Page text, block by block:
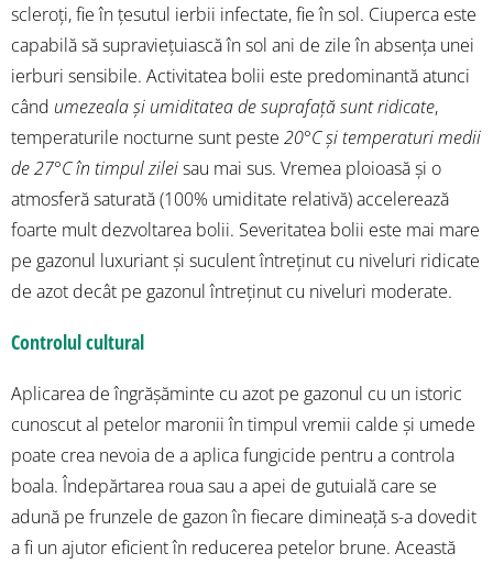
scleroți, fie în țesutul ierbii infectate, fie în sol. Ciuperca este
capabilă să supraviețuiască în sol ani de zile în absența unei
ierburi sensibile. Activitatea bolii este predominantă atunci
când umezeala și umiditatea de suprafață sunt ridicate,
temperaturile nocturne sunt peste 20°C și temperaturi medii
de 27°C în timpul zileisau mai sus. Vremea ploioasă și o
atmosferă saturată (100% umiditate relativă) accelerează
foarte mult dezvoltarea bolii. Severitatea bolii este mai mare
pe gazonul luxuriant și suculent întreținut cu niveluri ridicate
de azot decât pe gazonul întreținut cu niveluri moderate.
Controlul cultural
Aplicarea de îngrășăminte cu azot pe gazonul cu un istoric
cunoscut al petelor maronii în timpul vremii calde și umede
poate crea nevoia de a aplica fungicide pentru a controla
boala. Îndepărtarea roua sau a apei de gutuială care se
adună pe frunzele de gazon în fiecare dimineață s-a dovedit
a fi un ajutor eficient în reducerea petelor brune. Această